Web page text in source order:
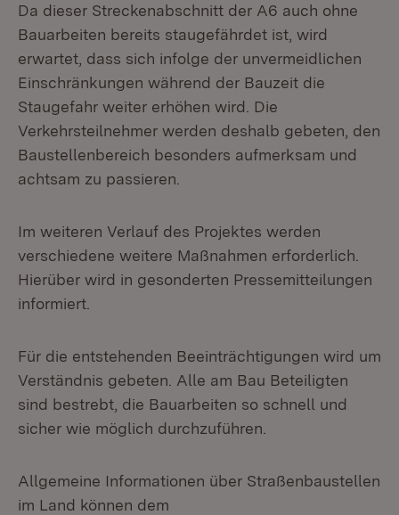
Da dieser Streckenabschnitt der A6 auch ohne
Bauarbeiten bereits staugefährdet ist, wird
erwartet, dass sich infolge der unvermeidlichen
Einschränkungen während der Bauzeit die
Staugefahr weiter erhöhen wird. Die
Verkehrsteilnehmer werden deshalb gebeten, den
Baustellenbereich besonders aufmerksam und
achtsam zu passieren.
Im weiteren Verlauf des Projektes werden
verschiedene weitere Maßnahmen erforderlich.
Hierüber wird in gesonderten Pressemitteilungen
informiert.
Für die entstehenden Beeinträchtigungen wird um
Verständnis gebeten. Alle am Bau Beteiligten
sind bestrebt, die Bauarbeiten so schnell und
sicher wie möglich durchzuführen.
Allgemeine Informationen über Straßenbaustellen
im Land können dem